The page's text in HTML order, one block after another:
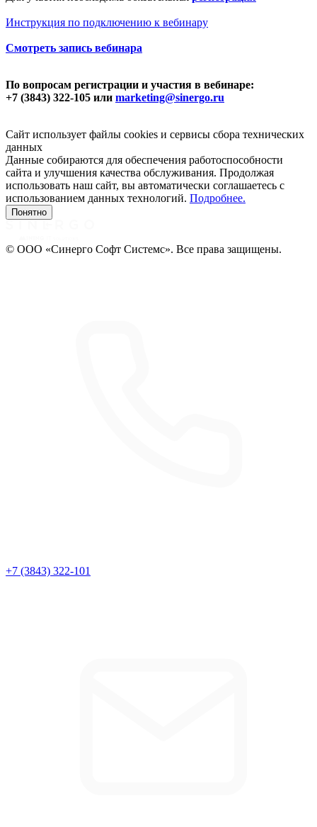
Инструкция по подключению к вебинару
Смотреть запись вебинара
По вопросам регистрации и участия в вебинаре:
+7 (3843) 322-105 или marketing@sinergo.ru
Сайт использует файлы cookies и сервисы сбора технических
данных
Данные собираются для обеспечения работоспособности
сайта и улучшения качества обслуживания. Продолжая
использовать наш сайт, вы автоматически соглашаетесь с
использованием данных технологий. Подробнее.
Понятно
© ООО «Синерго Софт Системс». Все права защищены.
+7 (3843) 322-101